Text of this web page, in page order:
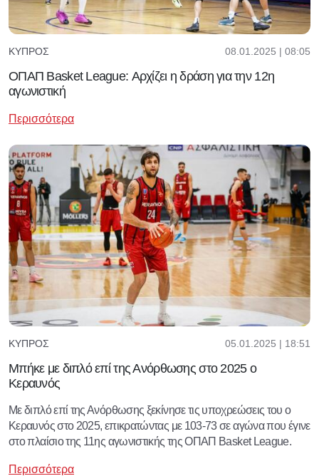
ΚΎΠΡΟΣ 08.01.2025 | 08:05
ΟΠΑΠ Basket League: Αρχίζει η δράση για την 12η
αγωνιστική
Περισσότερα
ΚΎΠΡΟΣ 05.01.2025 | 18:51
Μπήκε με διπλό επί της Ανόρθωσης στο 2025 ο
Κεραυνός
Με διπλό επί της Ανόρθωσης ξεκίνησε τις υποχρεώσεις του ο
Κεραυνός στο 2025, επικρατώντας με 103-73 σε αγώνα που έγινε
στο πλαίσιο της 11ης αγωνιστικής της ΟΠΑΠ Basket League.
Περισσότερα